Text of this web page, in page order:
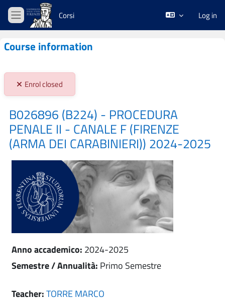
Skip to main content
Side panel
Corsi Log in
Course information
Stato iscrizioni:
Enrol closed
B026896 (B224) - PROCEDURA
PENALE II - CANALE F (FIRENZE
(ARMA DEI CARABINIERI)) 2024-2025
Anno accademico: 2024-2025
Semestre / Annualità: Primo Semestre
Teacher:TORRE MARCO